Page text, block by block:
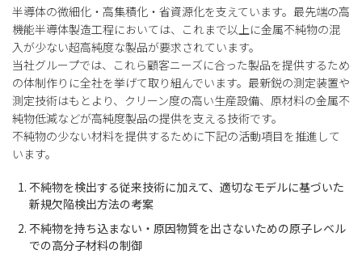
半導体の微細化・高集積化・省資源化を支えています。最先端の高
機能半導体製造工程においては、これまで以上に金属不純物の混
入が少ない超高純度な製品が要求されています。
当社グループでは、これら顧客ニーズに合った製品を提供するため
の体制作りに全社を挙げて取り組んでいます。最新鋭の測定装置や
測定技術はもとより、クリーン度の高い生産設備、原材料の金属不
純物低減などが高純度製品の提供を支える技術です。
不純物の少ない材料を提供するために下記の活動項目を推進して
います。
不純物を検出する従来技術に加えて、適切なモデルに基づいた
新規欠陥検出方法の考案
不純物を持ち込まない・原因物質を出さないための原子レベル
での高分子材料の制御